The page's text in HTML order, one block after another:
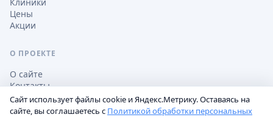
Цены
Акции
О ПРОЕКТЕ
О сайте
Контакты
Сайт использует файлы cookie и Яндекс.Метрику. Оставаясь на
сайте, вы соглашаетесь с Политикой обработки персональных